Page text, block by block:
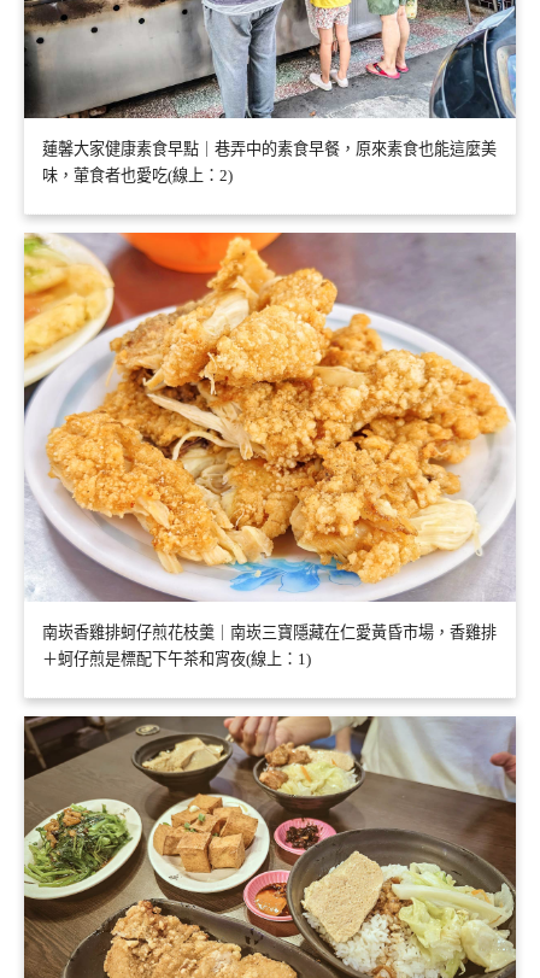
蓮馨大家健康素食早點｜巷弄中的素食早餐，原來素食也能這麼美
味，葷食者也愛吃(線上：2)
南崁香雞排蚵仔煎花枝羹｜南崁三寶隱藏在仁愛黃昏市場，香雞排
＋蚵仔煎是標配下午茶和宵夜(線上：1)